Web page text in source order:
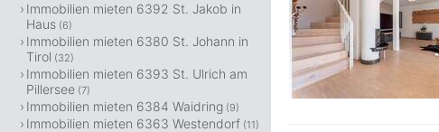
Immobilien mieten 6392 St. Jakob in
Haus (6)
Immobilien mieten 6380 St. Johann in
Tirol (32)
Immobilien mieten 6393 St. Ulrich am
Pillersee (7)
Immobilien mieten 6384 Waidring (9)
Immobilien mieten 6363 Westendorf (11)